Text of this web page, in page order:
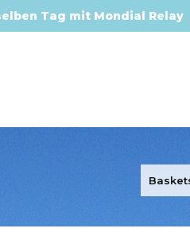
Tag mit Mondial Relay